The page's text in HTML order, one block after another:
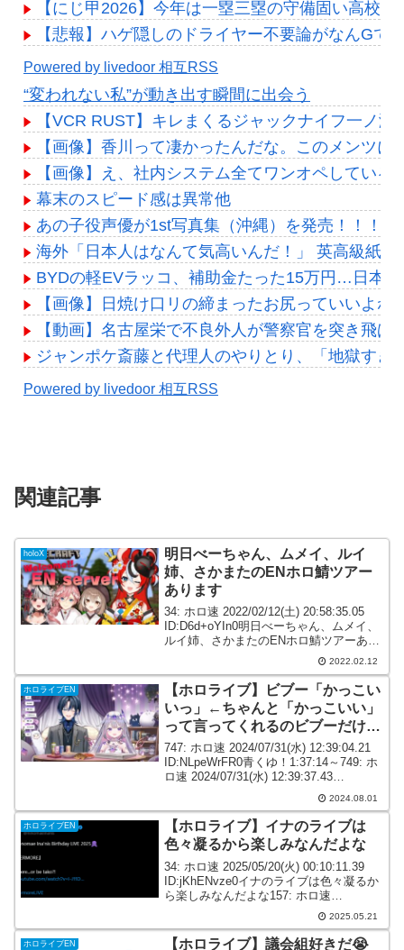
【にじ甲2026】今年は一塁三塁の守備固い高校多
【悲報】ハゲ隠しのドライヤー不要論がなんGで
Powered by livedoor 相互RSS
“変われない私”が動き出す瞬間に出会う
【VCR RUST】キレまくるジャックナイフ一ノ瀬
【画像】香川って凄かったんだな。このメンツ
【画像】え、社内システム全てワンオペしてい
幕末のスピード感は異常他
あの子役声優が1st写真集（沖縄）を発売！！！
海外「日本人はなんて気高いんだ！」 英高級紙
BYDの軽EVラッコ、補助金たった15万円…日本
【画像】日焼け口リの締まったお尻っていいよね
【動画】名古屋栄で不良外人が警察官を突き飛ば
ジャンポケ斎藤と代理人のやりとり、「地獄す
Powered by livedoor 相互RSS
関連記事
holoX
明日べーちゃん、ムメイ、ルイ
姉、さかまたのENホロ鯖ツアー
あります
34: ホロ速 2022/02/12(土) 20:58:35.05
ID:D6d+oYIn0明日べーちゃん、ムメイ、
ルイ姉、さかまたのENホロ鯖ツアーあり
ます 37: ホロ速 2022/02/12(土)2022.02.12
ホロライブEN
【ホロライブ】ビブー「かっこい
いっ」←ちゃんと「かっこいい」
って言ってくれるのビブーだけで
は？
747: ホロ速 2024/07/31(水) 12:39:04.21
ID:NLpeWrFR0青くゆ！1:37:14～749: ホ
ロ速 2024/07/31(水) 12:39:37.43
ID:swgLjgM00青くん…英語棒読みすんな
2024.08.01
ホロライブEN
【ホロライブ】イナのライブは
色々凝るから楽しみなんだよな
34: ホロ速 2025/05/20(火) 00:10:11.39
ID:jKhENvze0イナのライブは色々凝るか
ら楽しみなんだよな157: ホロ速
ID:HSPG+u4v0明日のイナの...
2025.05.21
ホロライブEN 【ホロライブ】議会組好きだ😭